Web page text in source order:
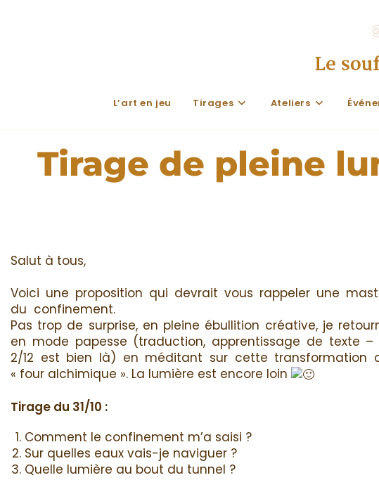
L’art en jeu Tirages Ateliers
Tirage de pleine
Salut à tous,
Voici une proposition qui devrait vous rappeler une
du confinement.
Pas trop de surprise, en pleine ébullition créative, je
en mode papesse (traduction, apprentissage de texte –
2/12 est bien là) en méditant sur cette transformation
« four alchimique ». La lumière est encore loin
Tirage du 31/10 :
Comment le confinement m’a saisi ?
Sur quelles eaux vais-je naviguer ?
Quelle lumière au bout du tunnel ?